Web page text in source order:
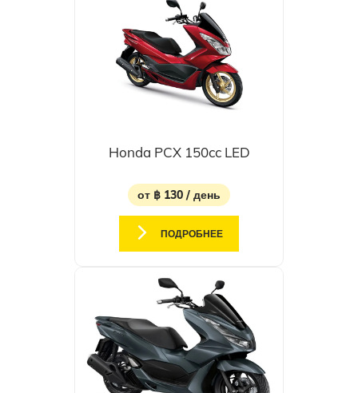
Honda PCX 150cc LED
от ฿ 130 / день
ПОДРОБНЕЕ